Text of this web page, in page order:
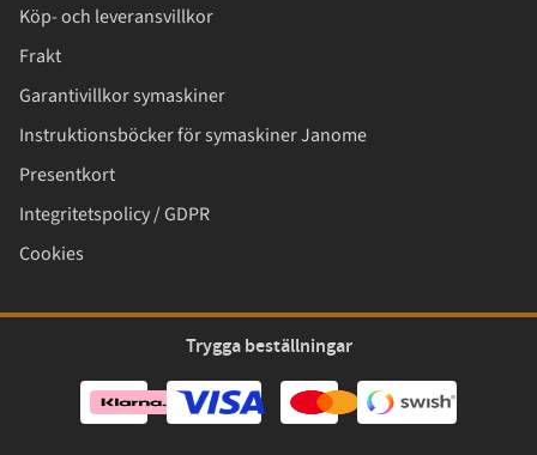
Köp- och leveransvillkor
Frakt
Garantivillkor symaskiner
Instruktionsböcker för symaskiner Janome
Presentkort
Integritetspolicy / GDPR
Cookies
Trygga beställningar